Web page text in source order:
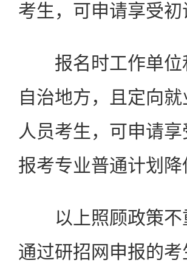
考生，可申请享受
报名时工作单位
自治地方，且定向
人员考生，可申请
报考专业普通计划
以上照顾政策不
通过研招网申报的